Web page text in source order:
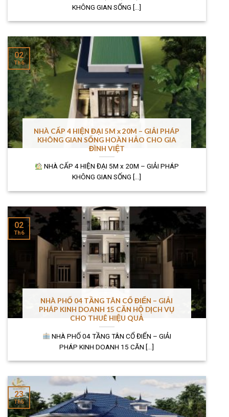
KHÔNG GIAN SỐNG [...]
NHÀ CẤP 4 HIỆN ĐẠI 5M x 20M – GIẢI PHÁP
KHÔNG GIAN SỐNG HOÀN HẢO CHO GIA
ĐÌNH VIỆT
NHÀ CẤP 4 HIỆN ĐẠI 5M x 20M – GIẢI PHÁP
KHÔNG GIAN SỐNG [...]
02
Th6
NHÀ PHỐ 04 TẦNG TÂN CỔ ĐIỂN – GIẢI
PHÁP KINH DOANH 15 CĂN HỘ DỊCH VỤ
CHO THUÊ HIỆU QUẢ
NHÀ PHỐ 04 TẦNG TÂN CỔ ĐIỂN – GIẢI
PHÁP KINH DOANH 15 CĂN [...]
02
Th6
23
Th5